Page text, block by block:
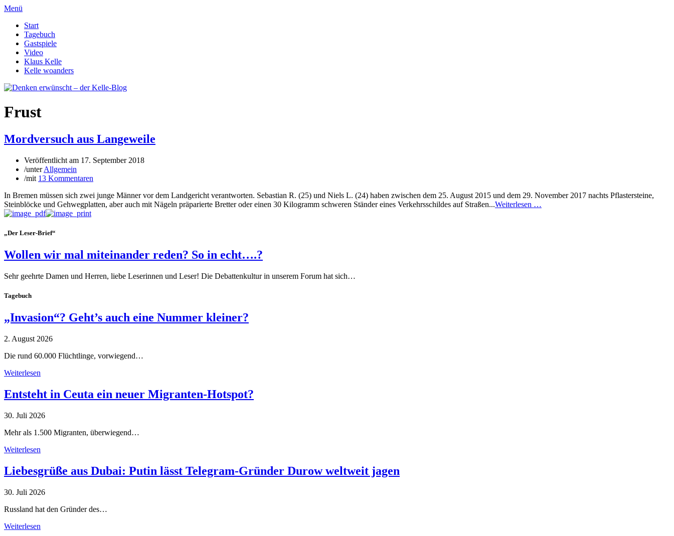
Menü
Start
Tagebuch
Gastspiele
Video
Klaus Kelle
Kelle woanders
Frust
Mordversuch aus Langeweile
Veröffentlicht am 17. September 2018
/unterAllgemein
/mit 13 Kommentaren
In Bremen müssen sich zwei junge Männer vor dem Landgericht verantworten. Sebastian R. (25) und Niels L. (24) haben zwischen dem 25. August 2015 und dem 29. November 2017 nachts Pflastersteine,
Steinblöcke und Gehwegplatten, aber auch mit Nägeln präparierte Bretter oder einen 30 Kilogramm schweren Ständer eines Verkehrsschildes auf Straßen...Weiterlesen …
„Der Leser-Brief“
Wollen wir mal miteinander reden? So in echt….?
Sehr geehrte Damen und Herren, liebe Leserinnen und Leser! Die Debattenkultur in unserem Forum hat sich…
Tagebuch
„Invasion“? Geht’s auch eine Nummer kleiner?
2. August 2026
Die rund 60.000 Flüchtlinge, vorwiegend…
Weiterlesen
Entsteht in Ceuta ein neuer Migranten-Hotspot?
30. Juli 2026
Mehr als 1.500 Migranten, überwiegend…
Weiterlesen
Liebesgrüße aus Dubai: Putin lässt Telegram-Gründer Durow weltweit jagen
30. Juli 2026
Russland hat den Gründer des…
Weiterlesen